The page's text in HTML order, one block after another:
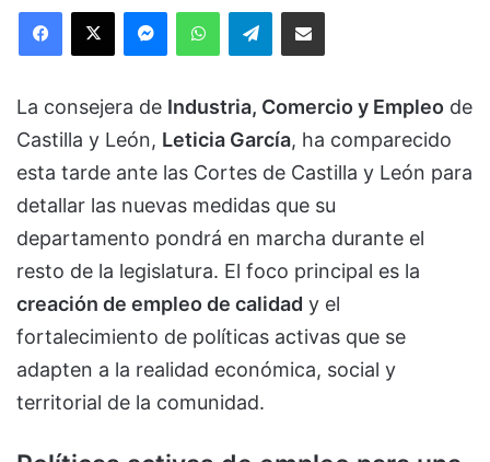
Facebook
X MessengerWhatsAppTelegramCompartir via Email
La consejera de Industria, Comercio y Empleo de
Castilla y León, Leticia García, ha comparecido
esta tarde ante las Cortes de Castilla y León para
detallar las nuevas medidas que su
departamento pondrá en marcha durante el
resto de la legislatura. El foco principal es la
creación de empleo de calidad y el
fortalecimiento de políticas activas que se
adapten a la realidad económica, social y
territorial de la comunidad.